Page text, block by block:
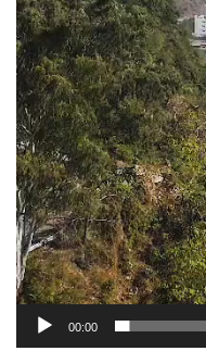
00:00